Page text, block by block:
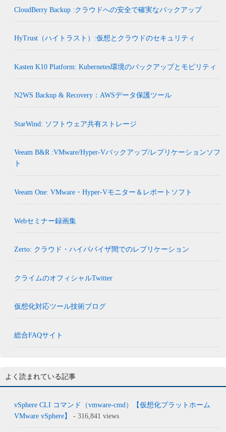
CloudBerry Backup :クラウドへの安全で確実なバックアップ
HyTrust（ハイトラスト）:仮想とクラウドのセキュリティ
Kasten K10 Platform: Kubernetes環境のバックアップとモビリティ
N2WS Backup & Recovery：AWSデータ保護ツール
StarWind: ソフトウェア共有ストレージ
Veeam B&R :VMware/Hyper-Vバックアップ/レプリケーションソフ
ト
Veeam One: VMware・Hyper-Vモニター＆レポートソフト
Webセミナー録画集
Zerto: クラウド・ハイパバイザ間でのレプリケーション
クライムのオフィシャルTwitter
仮想化対応ツール技術ブログ
総合FAQサイト
よく読まれている記事
vSphere CLI コマンド（vmware-cmd）【仮想化プラットホーム
VMware vSphere】
- 316,841 views